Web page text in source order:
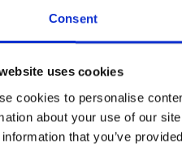
Consent
uses cookies
cookies to personalise
about your use of our
that you’ve
megfelelő jegyet:normál